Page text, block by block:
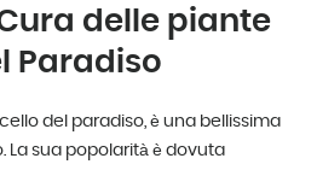
delle piante
Paradiso
del paradiso, è una bellissima
sua popolarità è dovuta